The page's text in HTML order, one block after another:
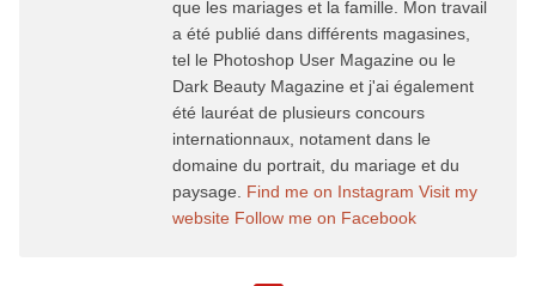
que les mariages et la famille. Mon travail
a été publié dans différents magasines,
tel le Photoshop User Magazine ou le
Dark Beauty Magazine et j'ai également
été lauréat de plusieurs concours
internationnaux, notament dans le
domaine du portrait, du mariage et du
paysage. Find me on Instagram Visit my
website Follow me on Facebook